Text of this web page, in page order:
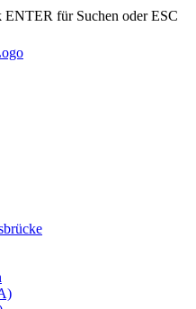
für Suchen oder ESC